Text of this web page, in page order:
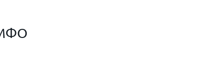
МФО